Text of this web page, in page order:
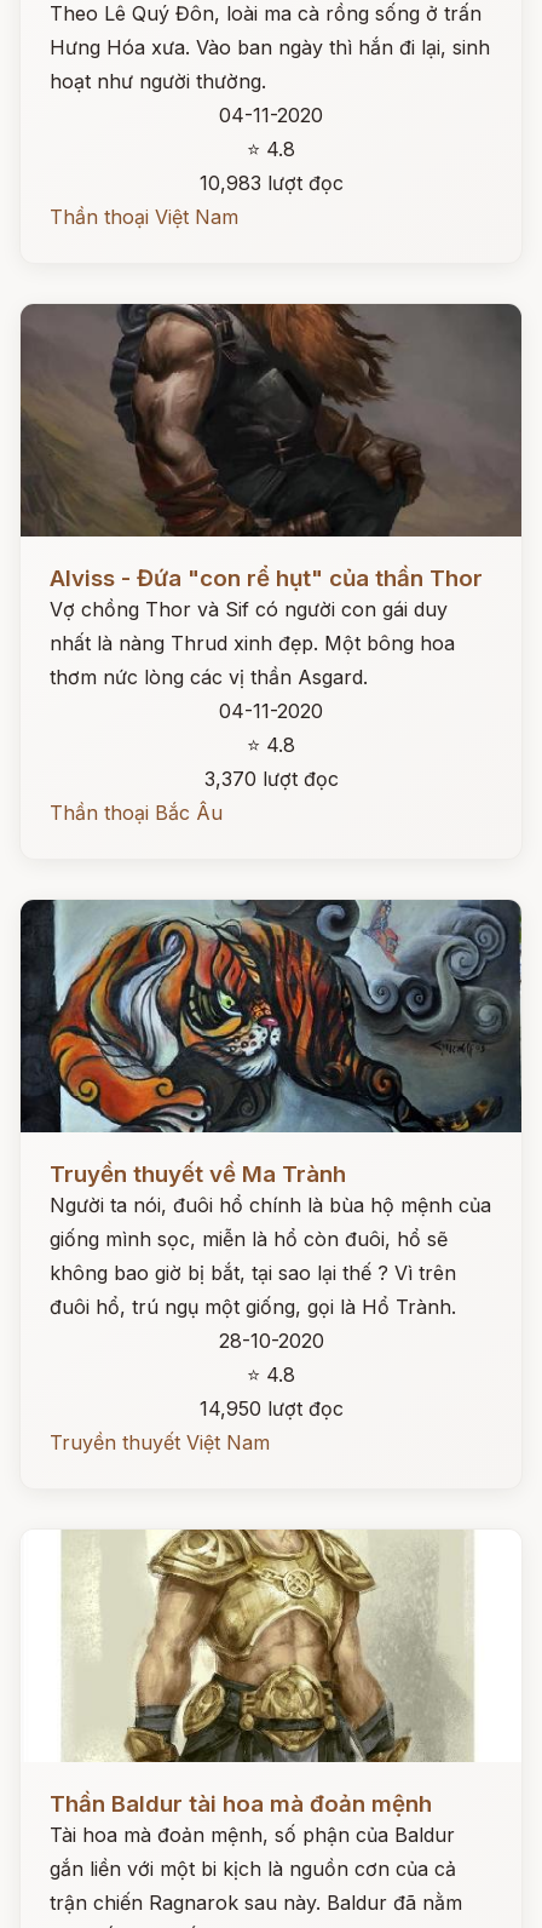
Theo Lê Quý Đôn, loài ma cà rồng sống ở trấn
Hưng Hóa xưa. Vào ban ngày thì hắn đi lại, sinh
hoạt như người thường.
04-11-2020
⭐ 4.8
10,983 lượt đọc
Thần thoại Việt Nam
Alviss - Đứa "con rể hụt" của thần Thor
Vợ chồng Thor và Sif có người con gái duy
nhất là nàng Thrud xinh đẹp. Một bông hoa
thơm nức lòng các vị thần Asgard.
04-11-2020
⭐ 4.8
3,370 lượt đọc
Thần thoại Bắc Âu
Đọc ngay
Truyền thuyết về Ma Trành
Người ta nói, đuôi hổ chính là bùa hộ mệnh của
giống mình sọc, miễn là hổ còn đuôi, hổ sẽ
không bao giờ bị bắt, tại sao lại thế ? Vì trên
đuôi hổ, trú ngụ một giống, gọi là Hổ Trành.
28-10-2020
⭐ 4.8
14,950 lượt đọc
Truyền thuyết Việt Nam
Đọc ngay
Thần Baldur tài hoa mà đoản mệnh
Tài hoa mà đoản mệnh, số phận của Baldur
gắn liền với một bi kịch là nguồn cơn của cả
trận chiến Ragnarok sau này. Baldur đã nằm